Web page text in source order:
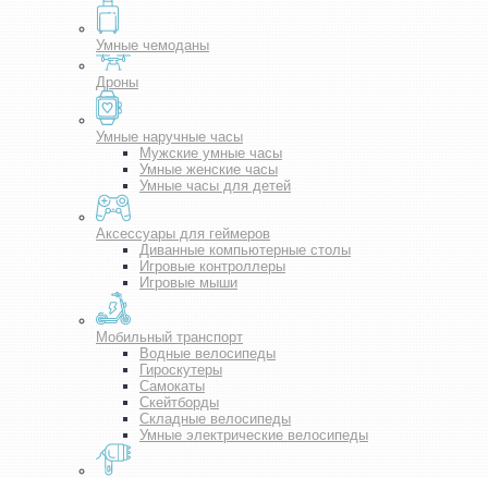
Умные чемоданы
Дроны
Умные наручные часы
Мужские умные часы
Умные женские часы
Умные часы для детей
Аксессуары для геймеров
Диванные компьютерные столы
Игровые контроллеры
Игровые мыши
Мобильный транспорт
Водные велосипеды
Гироскутеры
Самокаты
Скейтборды
Складные велосипеды
Умные электрические велосипеды